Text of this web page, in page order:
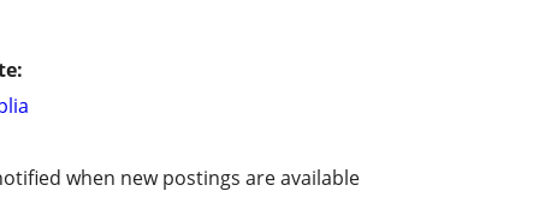
when new postings are available